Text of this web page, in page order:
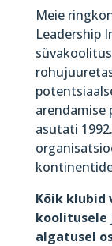
Meie
Leadership
arendamise
asutati
Kõik klubid
koolitusele
algatusel